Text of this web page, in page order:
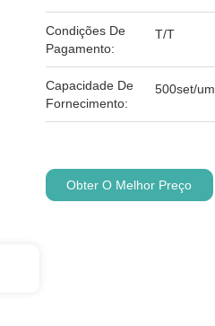
Condições De
Pagamento:
T/T
Capacidade De
Fornecimento:
500set/
Obter O Melhor Preço